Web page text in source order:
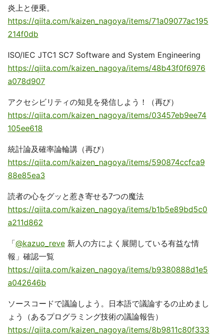
炎上と便乗。
https://qiita.com/kaizen_nagoya/items/71a09077ac195
214f0db
ISO/IEC JTC1 SC7 Software and System Engineering
https://qiita.com/kaizen_nagoya/items/48b43f0f6976
a078d907
アクセシビリティの知見を発信しよう！（再び）
https://qiita.com/kaizen_nagoya/items/03457eb9ee74
105ee618
統計論及確率論輪講（再び）
https://qiita.com/kaizen_nagoya/items/590874ccfca9
88e85ea3
読者の心をグッと惹き寄せる7つの魔法
https://qiita.com/kaizen_nagoya/items/b1b5e89bd5c0
a211d862
「@kazuo_reve 新人の方によく展開している有益な情
報」確認一覧
https://qiita.com/kaizen_nagoya/items/b9380888d1e5
a042646b
ソースコードで議論しよう。日本語で議論するの止めまし
ょう（あるプログラミング技術の議論報告）
https://qiita.com/kaizen_nagoya/items/8b9811c80f333